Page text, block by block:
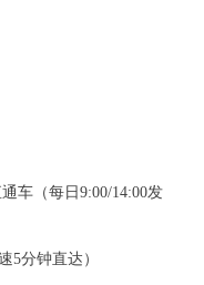
车（每日9:00/14:00发
5分钟直达）